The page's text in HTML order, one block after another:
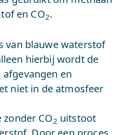
en CO2.
van blauwe waterstof
hierbij wordt de
afgevangen en
niet in de atmosfeer
CO2 uitstoot